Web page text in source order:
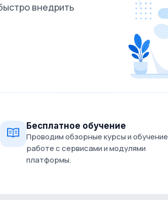
внедрить
Бесплатное обучение
Проводим обзорные курсы и обучение
работе с сервисами и модулями
платформы.